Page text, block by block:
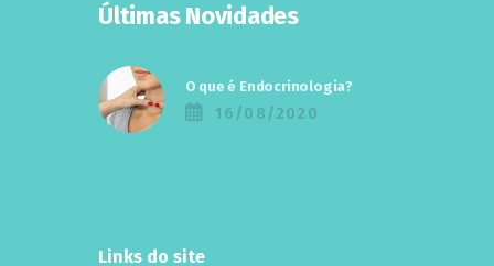
Últimas Novidades
O que é Endocrinologia?
16/08/2020
Links do site